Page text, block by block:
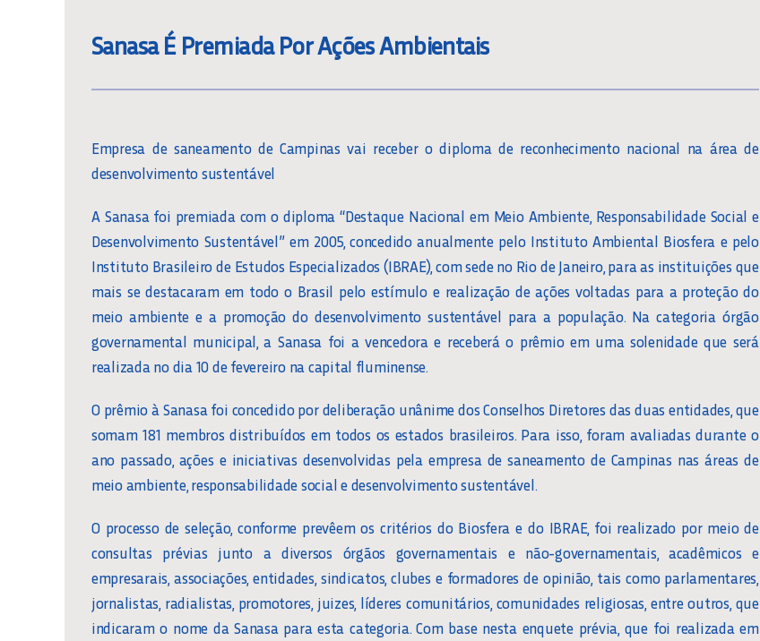
Sanasa É Premiada Por Ações Ambientais
Empresa de saneamento de Campinas vai receber o diploma de reconhecimento nacional na área de
desenvolvimento sustentável
A Sanasa foi premiada com o diploma “Destaque Nacional em Meio Ambiente, Responsabilidade Social e
Desenvolvimento Sustentável” em 2005, concedido anualmente pelo Instituto Ambiental Biosfera e pelo
Instituto Brasileiro de Estudos Especializados (IBRAE), com sede no Rio de Janeiro, para as instituições que
mais se destacaram em todo o Brasil pelo estímulo e realização de ações voltadas para a proteção do
meio ambiente e a promoção do desenvolvimento sustentável para a população. Na categoria órgão
governamental municipal, a Sanasa foi a vencedora e receberá o prêmio em uma solenidade que será
realizada no dia 10 de fevereiro na capital fluminense.
O prêmio à Sanasa foi concedido por deliberação unânime dos Conselhos Diretores das duas entidades, que
somam 181 membros distribuídos em todos os estados brasileiros. Para isso, foram avaliadas durante o
ano passado, ações e iniciativas desenvolvidas pela empresa de saneamento de Campinas nas áreas de
meio ambiente, responsabilidade social e desenvolvimento sustentável.
O processo de seleção, conforme prevêem os critérios do Biosfera e do IBRAE, foi realizado por meio de
consultas prévias junto a diversos órgãos governamentais e não-governamentais, acadêmicos e
empresarais, associações, entidades, sindicatos, clubes e formadores de opinião, tais como parlamentares,
jornalistas, radialistas, promotores, juizes, líderes comunitários, comunidades religiosas, entre outros, que
indicaram o nome da Sanasa para esta categoria. Com base nesta enquete prévia, que foi realizada em